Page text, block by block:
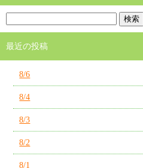
最近の投稿
8/6
8/4
8/3
8/2
8/1